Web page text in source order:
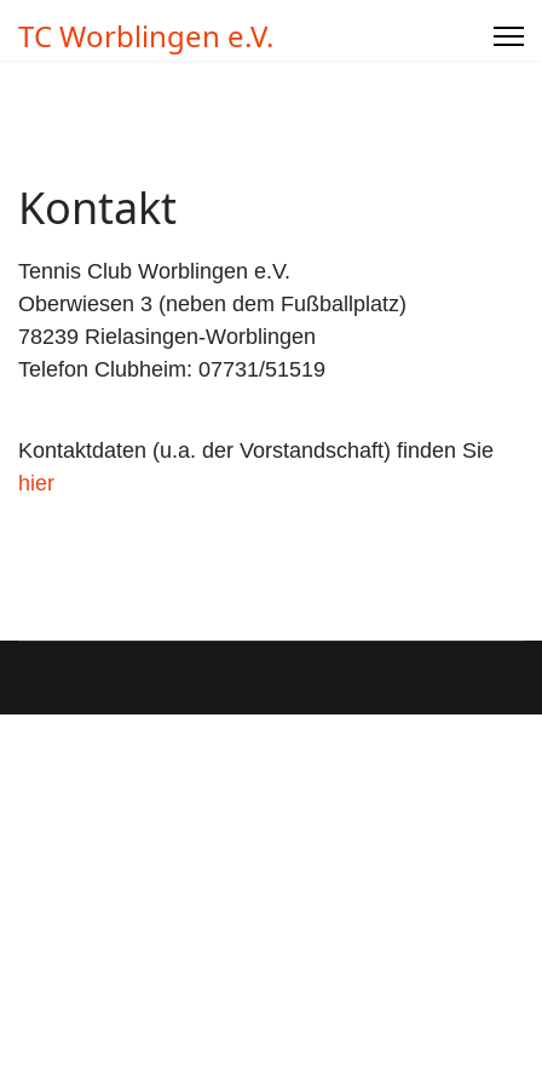
TC Worblingen e.V.
Kontakt
Tennis Club Worblingen e.V.
Oberwiesen 3 (neben dem Fußballplatz)
78239 Rielasingen-Worblingen
Telefon Clubheim: 07731/51519
Kontaktdaten (u.a. der Vorstandschaft) finden Sie
hier